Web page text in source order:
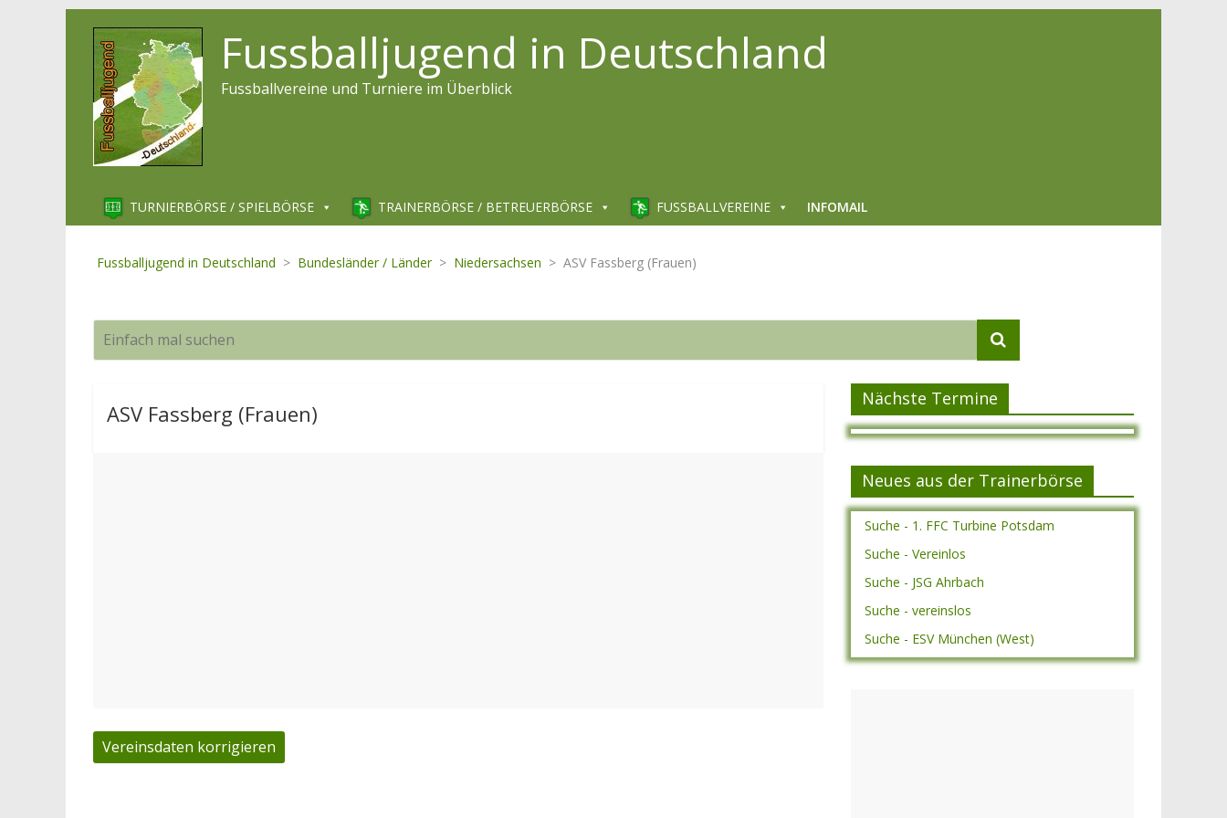
Fussballjugend in Deutschland
Fussballvereine und Turniere im Überblick
TURNIERBÖRSE / SPIELBÖRSE TRAINERBÖRSE / BETREUERBÖRSE FUSSBALLVEREINE INFOMAIL
Fussballjugend in Deutschland > Bundesländer / Länder > Niedersachsen > ASV Fassberg (Frauen)
ASV Fassberg (Frauen)
Vereinsdaten korrigieren
Nächste Termine
Neues aus der Trainerbörse
Suche - 1. FFC Turbine Potsdam
Suche - Vereinlos
Suche - JSG Ahrbach
Suche - vereinslos
Suche - ESV München (West)